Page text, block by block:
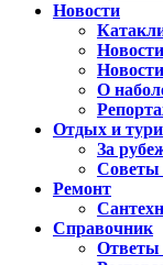
Новости
О
Отдых и
За
Советы
Ремонт
Справочник
Ответы